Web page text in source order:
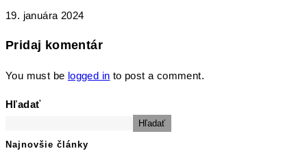
19. januára 2024
Pridaj komentár
You must be logged in to post a comment.
Hľadať
Hľadať
Najnovšie články